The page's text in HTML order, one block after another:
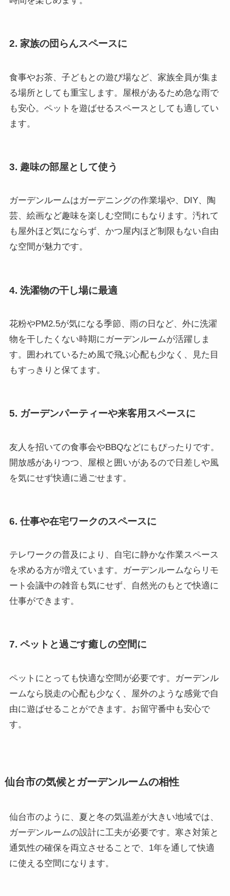
2. 家族の団らんスペースに
食事やお茶、子どもとの遊び場など、家族全員が集ま
る場所としても重宝します。屋根があるため急な雨で
も安心。ペットを遊ばせるスペースとしても適してい
ます。
3. 趣味の部屋として使う
ガーデンルームはガーデニングの作業場や、DIY、陶
芸、絵画など趣味を楽しむ空間にもなります。汚れて
も屋外ほど気にならず、かつ屋内ほど制限もない自由
な空間が魅力です。
4. 洗濯物の干し場に最適
花粉やPM2.5が気になる季節、雨の日など、外に洗濯
物を干したくない時期にガーデンルームが活躍しま
す。囲われているため風で飛ぶ心配も少なく、見た目
もすっきりと保てます。
5. ガーデンパーティーや来客用スペースに
友人を招いての食事会やBBQなどにもぴったりです。
開放感がありつつ、屋根と囲いがあるので日差しや風
を気にせず快適に過ごせます。
6. 仕事や在宅ワークのスペースに
テレワークの普及により、自宅に静かな作業スペース
を求める方が増えています。ガーデンルームならリモ
ート会議中の雑音も気にせず、自然光のもとで快適に
仕事ができます。
7. ペットと過ごす癒しの空間に
ペットにとっても快適な空間が必要です。ガーデンル
ームなら脱走の心配も少なく、屋外のような感覚で自
由に遊ばせることができます。お留守番中も安心で
す。
仙台市の気候とガーデンルームの相性
仙台市のように、夏と冬の気温差が大きい地域では、
ガーデンルームの設計に工夫が必要です。寒さ対策と
通気性の確保を両立させることで、1年を通して快適
に使える空間になります。